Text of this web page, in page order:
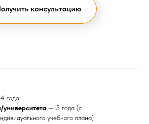
консультацию
года
— 3 года (с
учебного плана)